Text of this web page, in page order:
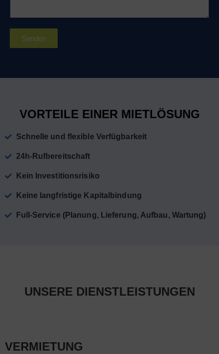
Senden
VORTEILE EINER MIETLÖSUNG
Schnelle und flexible Verfügbarkeit
24h-Rufbereitschaft
Kein Investitionsrisiko
Keine langfristige Kapitalbindung
Full-Service (Planung, Lieferung, Aufbau, Wartung)
UNSERE DIENSTLEISTUNGEN
VERMIETUNG